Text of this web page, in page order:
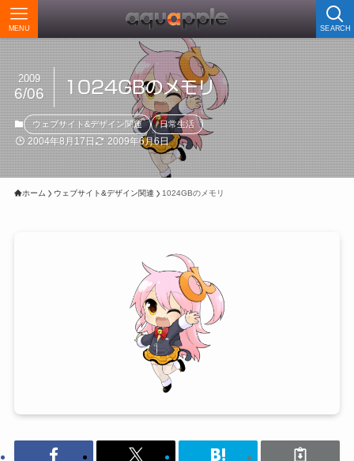
SEARCH
MENU
1024GBのメモリ
2009
6/06
ウェブサイト&デザイン関連 日常生活
2004年8月17日 2009年6月6日
ホーム ウェブサイト&デザイン関連 1024GBのメモリ